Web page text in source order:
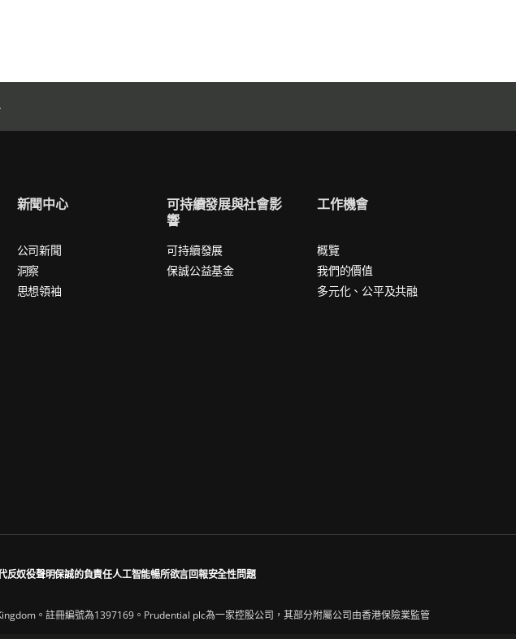
新聞中心
公司新聞
洞察
思想領袖
可持續發展與社會影
響
可持續發展
保誠公益基金
工作機會
概覽
我們的價值
多元化、公平及共融
反奴役聲明保誠的負責任人工智能暢所欲言回報安全性問題
。註冊編號為1397169。Prudential plc為一家控股公司，其部分附屬公司由香港保險業監管